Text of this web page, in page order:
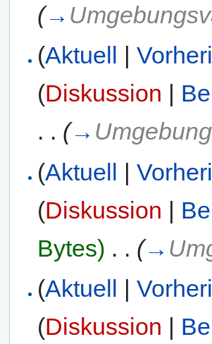
(→
(Aktuell |
(Diskussion |
. . (→
(Aktuell |
(Diskussion |
Bytes) . . (→
(Aktuell |
(Diskussion |